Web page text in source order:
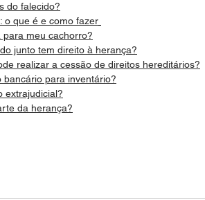
do falecido?
o que é e como fazer
meu cachorro?
junto tem direito à herança?
realizar a cessão de direitos hereditários?
bancário para inventário?
extrajudicial?
da herança?